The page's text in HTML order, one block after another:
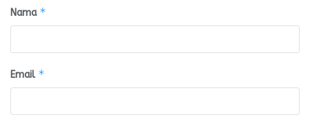
Nama *
Email *